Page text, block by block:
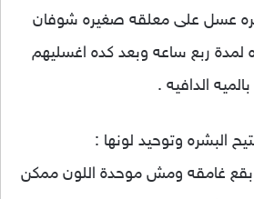
عسل على معلقه صغيره شوفان
لمدة ربع ساعه وبعد كده اغسليهم
بالميه الدافيه .
البشره وتوحيد لونها :
بقع غامقه ومش موحدة اللون ممكن